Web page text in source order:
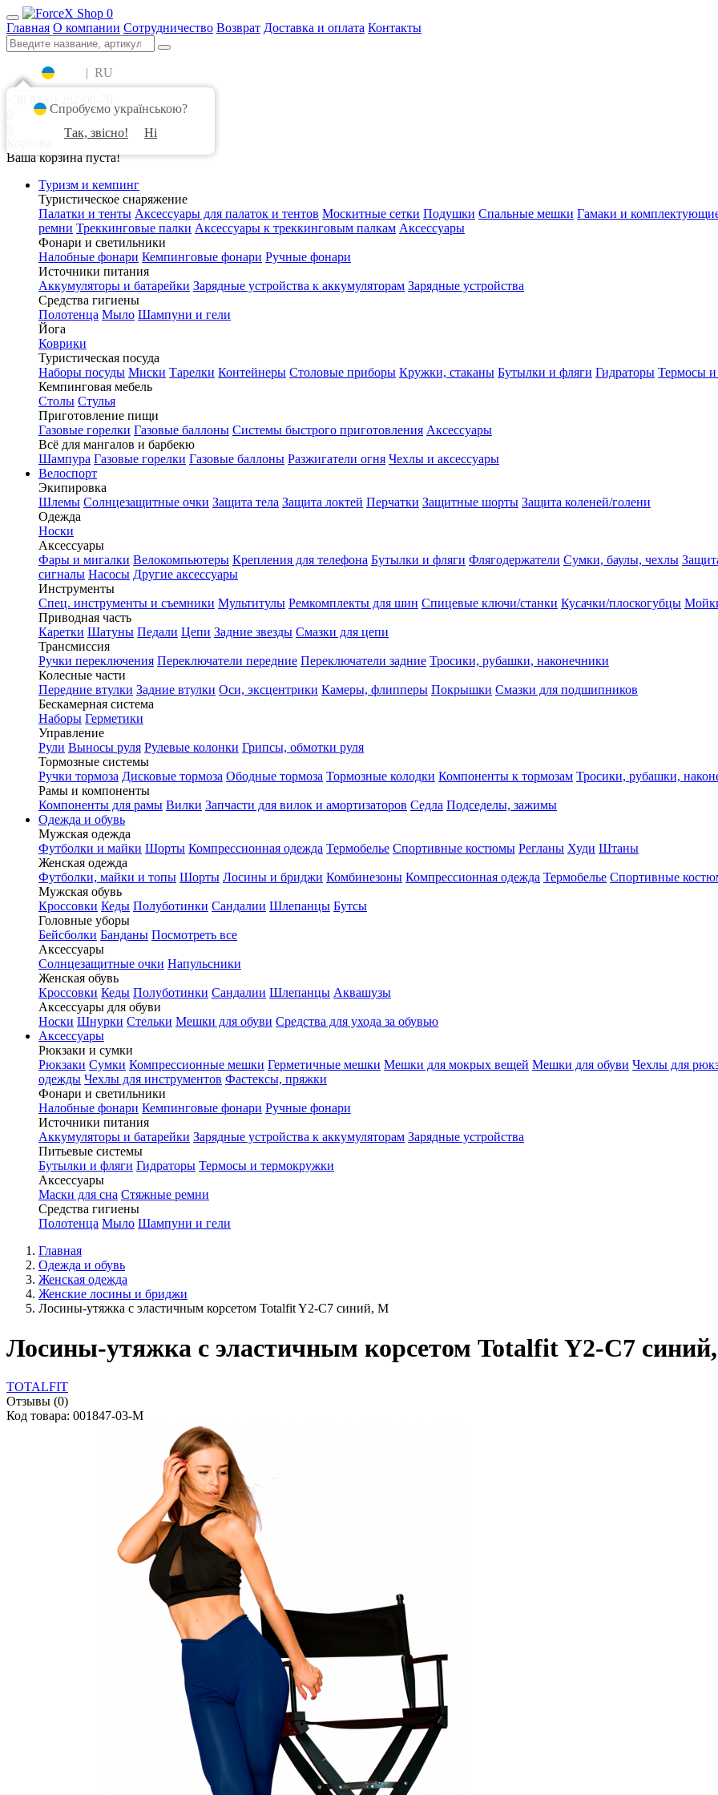
0
Главная О компании Сотрудничество Возврат Доставка и оплата Контакты
| RU
+38 (096) 282-00-70
Ваша корзина пуста!
Туризм и кемпинг
Туристическое снаряжение
Палатки и тенты Аксессуары для палаток и тентов Москитные сетки Подушки Спальные мешки Гамаки и
ремни Треккинговые палки Аксессуары к треккинговым палкам Аксессуары
Фонари и светильники
Налобные фонари Кемпинговые фонари Ручные фонари
Источники питания
Аккумуляторы и батарейки Зарядные устройства к аккумуляторам Зарядные устройства
Средства гигиены
Полотенца Мыло Шампуни и гели
Йога
Коврики
Туристическая посуда
Наборы посуды Миски Тарелки Контейнеры Столовые приборы Кружки, стаканы Бутылки и фляги Гидраторы Термосы
Кемпинговая мебель
Столы Стулья
Приготовление пищи
Газовые горелки Газовые баллоны Системы быстрого приготовления Аксессуары
Всё для мангалов и барбекю
Шампура Газовые горелки Газовые баллоны Разжигатели огня Чехлы и аксессуары
Велоспорт
Экипировка
Шлемы Солнцезащитные очки Защита тела Защита локтей Перчатки Защитные шорты Защита коленей/голени
Одежда
Носки
Аксессуары
Фары и мигалки Велокомпьютеры Крепления для телефона Бутылки и фляги Флягодержатели Сумки, баулы, чехлы
сигналы Насосы Другие аксессуары
Инструменты
Спец. инструменты и съемники Мультитулы Ремкомплекты для шин Спицевые ключи/станки Кусачки/плоскогубцы
Приводная часть
Каретки Шатуны Педали Цепи Задние звезды Смазки для цепи
Трансмиссия
Ручки переключения Переключатели передние Переключатели задние Тросики, рубашки, наконечники
Колесные части
Передние втулки Задние втулки Оси, эксцентрики Камеры, флипперы Покрышки Смазки для подшипников
Бескамерная система
Наборы Герметики
Управление
Рули Выносы руля Рулевые колонки Грипсы, обмотки руля
Тормозные системы
Ручки тормоза Дисковые тормоза Ободные тормоза Тормозные колодки Компоненты к тормозам Тросики, рубашки,
Рамы и компоненты
Компоненты для рамы Вилки Запчасти для вилок и амортизаторов Седла Подседелы, зажимы
Одежда и обувь
Мужская одежда
Футболки и майки Шорты Компрессионная одежда Термобелье Спортивные костюмы Регланы Худи Штаны
Женская одежда
Футболки, майки и топы Шорты Лосины и бриджи Комбинезоны Компрессионная одежда Термобелье Спортивные
Мужская обувь
Кроссовки Кеды Полуботинки Сандалии Шлепанцы Бутсы
Головные уборы
Бейсболки Банданы Посмотреть все
Аксессуары
Солнцезащитные очки Напульсники
Женская обувь
Кроссовки Кеды Полуботинки Сандалии Шлепанцы Аквашузы
Аксессуары для обуви
Носки Шнурки Стельки Мешки для обуви Средства для ухода за обувью
Аксессуары
Рюкзаки и сумки
Рюкзаки Сумки Компрессионные мешки Герметичные мешки Мешки для мокрых вещей Мешки для обуви Чехлы для
одежды Чехлы для инструментов Фастексы, пряжки
Фонари и светильники
Налобные фонари Кемпинговые фонари Ручные фонари
Источники питания
Аккумуляторы и батарейки Зарядные устройства к аккумуляторам Зарядные устройства
Питьевые системы
Бутылки и фляги Гидраторы Термосы и термокружки
Аксессуары
Маски для сна Стяжные ремни
Средства гигиены
Полотенца Мыло Шампуни и гели
Главная
Одежда и обувь
Женская одежда
Женские лосины и бриджи
Лосины-утяжка с эластичным корсетом Totalfit Y2-C7 синий, M
Лосины-утяжка с эластичным корсетом Totalfit Y2-C7
TOTALFIT
Отзывы (0)
Код товара: 001847-03-M
Спробуємо українською?
Так, звісно!
Ні